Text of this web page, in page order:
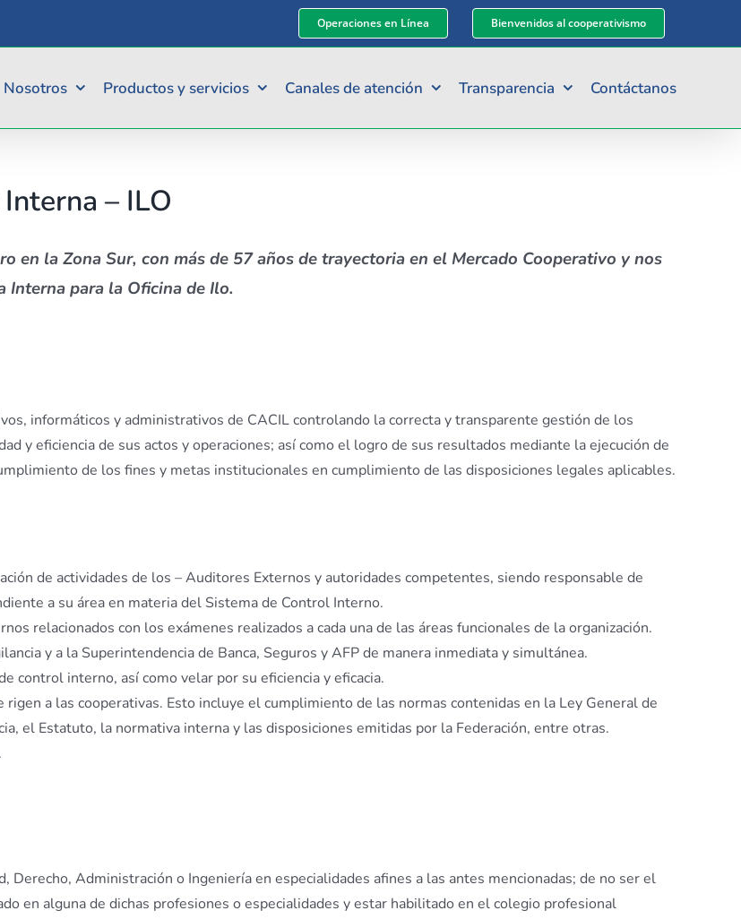
Operaciones en Línea Bienvenidos al cooperativismo
Nosotros Productos y servicios Canales de atención Transparencia Contáctanos
– ILO
en la Zona Sur, con más de 57 años de trayectoria en el Mercado Cooperativo y nos
Internapara la Oficina de Ilo.
informáticos y administrativos de CACIL controlando la correcta y transparente gestión de los
y eficiencia de sus actos y operaciones; así como el logro de sus resultados mediante la ejecución de
de los fines y metas institucionales en cumplimiento de las disposiciones legales aplicables.
de actividades de los – Auditores Externos y autoridades competentes, siendo responsable de
a su área en materia del Sistema de Control Interno.
relacionados con los exámenes realizados a cada una de las áreas funcionales de la organización.
y a la Superintendencia de Banca, Seguros y AFP de manera inmediata y simultánea.
control interno, así como velar por su eficiencia y eficacia.
a las cooperativas. Esto incluye el cumplimiento de las normas contenidas en la Ley General de
el Estatuto, la normativa interna y las disposiciones emitidas por la Federación, entre otras.
Derecho, Administración o Ingeniería en especialidades afines a las antes mencionadas; de no ser el
en alguna de dichas profesiones o especialidades y estar habilitado en el colegio profesional